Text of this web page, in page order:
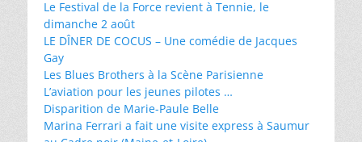
Le Festival de la Force revient à Tennie, le
dimanche 2 août
LE DÎNER DE COCUS – Une comédie de Jacques
Gay
Les Blues Brothers à la Scène Parisienne
L’aviation pour les jeunes pilotes …
Disparition de Marie-Paule Belle
Marina Ferrari a fait une visite express à Saumur